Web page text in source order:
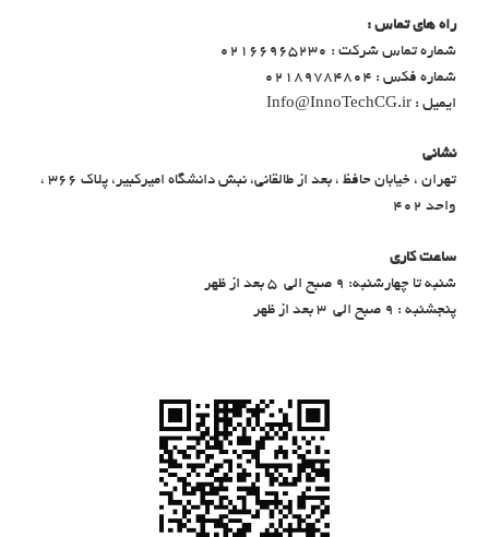
راه های تماس :
شماره تماس شرکت : 02166965230
شماره فکس : 02189784804
ایمیل : Info@InnoTechCG.ir
نشانی
تهران ، خیابان حافظ ، بعد از طالقانی، نبش دانشگاه امیرکبیر، پلاک 366 ،
واحد 402
ساعت کاری
شنبه تا چهارشنبه: ۹ صبح الی ۵ بعد از ظهر
پنجشنبه : ۹ صبح الی ۳ بعد از ظهر